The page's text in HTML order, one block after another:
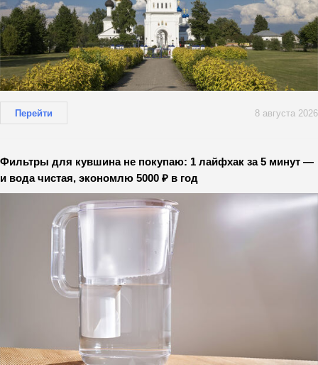
Перейти 8 августа 2026
Фильтры для кувшина не покупаю: 1 лайфхак за 5 минут —
и вода чистая, экономлю 5000 ₽ в год